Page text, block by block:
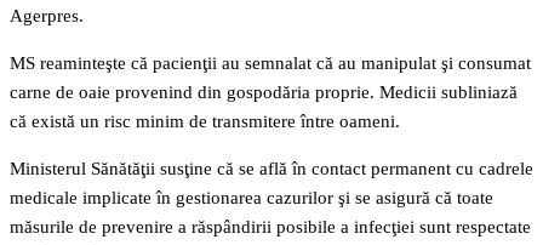
Agerpres.
MS reaminteşte că pacienţii au semnalat că au manipulat şi consumat
carne de oaie provenind din gospodăria proprie. Medicii subliniază
că există un risc minim de transmitere între oameni.
Ministerul Sănătăţii susţine că se află în contact permanent cu cadrele
medicale implicate în gestionarea cazurilor şi se asigură că toate
măsurile de prevenire a răspândirii posibile a infecţiei sunt respectate